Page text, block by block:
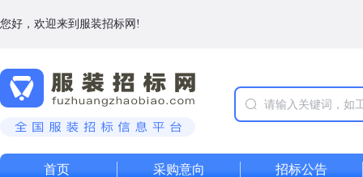
您好，欢迎来到服装招标网!
首页 采购意向 招标公告